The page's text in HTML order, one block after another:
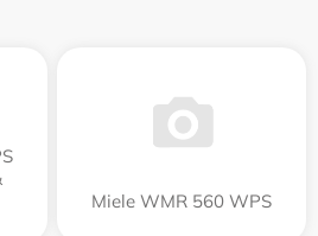
Miele WMR 560 WPS